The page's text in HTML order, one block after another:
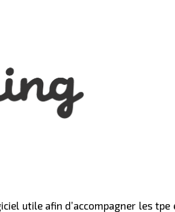
utile afin d’accompagner les tpe